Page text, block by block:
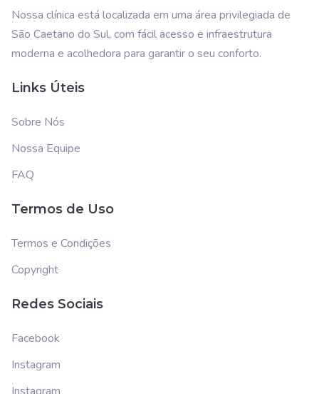
Nossa clínica está localizada em uma área privilegiada de
São Caetano do Sul, com fácil acesso e infraestrutura
moderna e acolhedora para garantir o seu conforto.
Links Úteis
Sobre Nós
Nossa Equipe
FAQ
Termos de Uso
Termos e Condições
Copyright
Redes Sociais
Facebook
Instagram